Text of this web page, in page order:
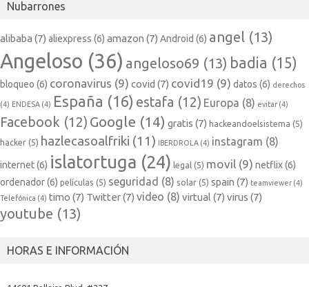
Nubarrones
alibaba (7) aliexpress (6) amazon (7) Android (6) angel (13)
Angeloso (36) angeloso69 (13) badia (15)
bloqueo (6) coronavirus (9) covid (7) covid19 (9) datos (6) derechos
(4) ENDESA (4) España (16) estafa (12) Europa (8) evitar (4)
Facebook (12) Google (14) gratis (7) hackeandoelsistema (5)
hacker (5) hazlecasoalfriki (11) IBERDROLA (4) instagram (8)
internet(6) islatortuga (24) legal (5) movil (9) netflix(6)
ordenador(6) películas (5) seguridad (8) solar (5) spain (7) teamviewer (4)
Telefónica (4) timo (7) Twitter(7) video (8) virtual (7) virus (7)
youtube (13)
HORAS E INFORMACIÓN